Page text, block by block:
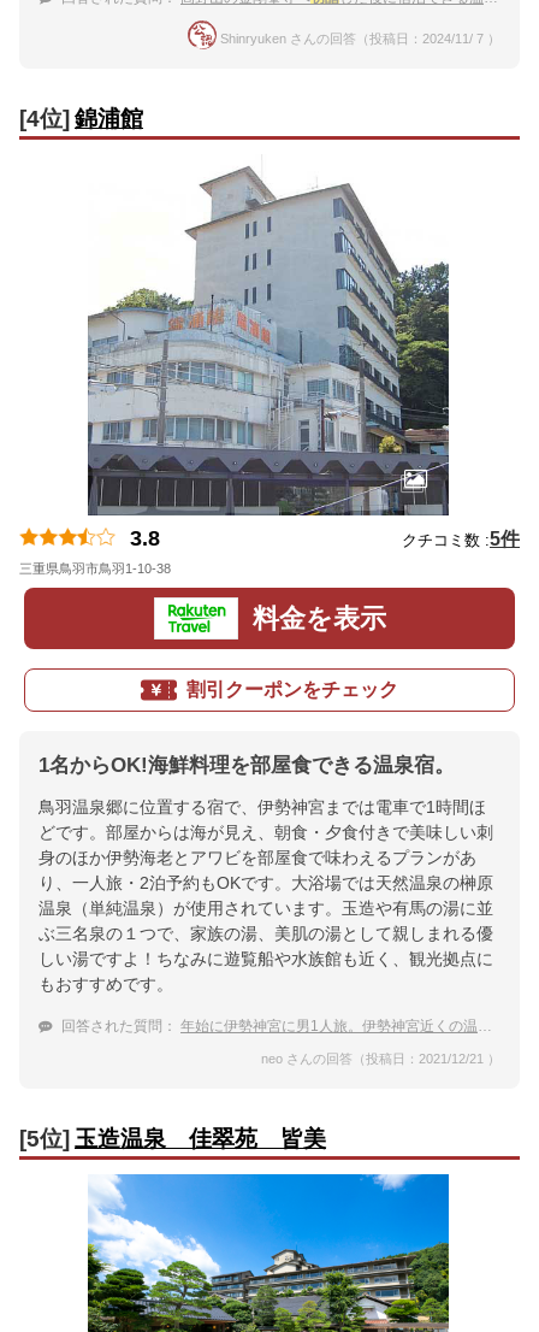
Shinryuken さんの回答（投稿日：2024/11/ 7 ）
[4位] 錦浦館
3.8 クチコミ数 :5件
三重県鳥羽市鳥羽1-10-38
料金を表示
割引クーポンをチェック
1名からOK!海鮮料理を部屋食できる温泉宿。
鳥羽温泉郷に位置する宿で、伊勢神宮までは電車で1時間ほ
どです。部屋からは海が見え、朝食・夕食付きで美味しい刺
身のほか伊勢海老とアワビを部屋食で味わえるプランがあ
り、一人旅・2泊予約もOKです。大浴場では天然温泉の榊原
温泉（単純温泉）が使用されています。玉造や有馬の湯に並
ぶ三名泉の１つで、家族の湯、美肌の湯として親しまれる優
しい湯ですよ！ちなみに遊覧船や水族館も近く、観光拠点に
もおすすめです。
回答された質問： 年始に伊勢神宮に男1人旅。伊勢神宮近くの温泉宿を教えて。
neo さんの回答（投稿日：2021/12/21 ）
[5位] 玉造温泉 佳翠苑 皆美